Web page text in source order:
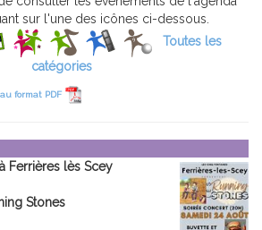
sur l'une des icônes ci-dessous.
Toutes les
catégories
format PDF
Ferrières lès Scey
Stones